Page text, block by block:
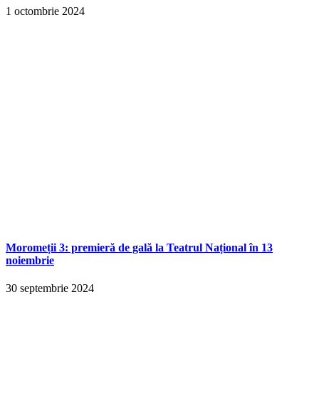
1 octombrie 2024
Moromeții 3: premieră de gală la Teatrul Național în 13
noiembrie
30 septembrie 2024